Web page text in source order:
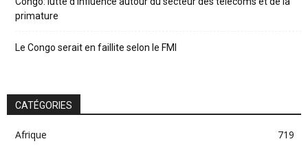
primature
Le Congo serait en faillite selon le FMI
CATÉGORIES
Afrique
719